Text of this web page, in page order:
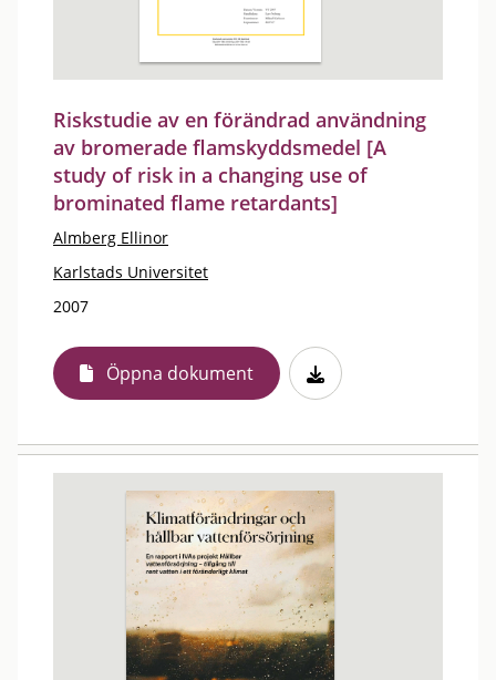
Riskstudie av en förändrad användning
av bromerade flamskyddsmedel [A
study of risk in a changing use of
brominated flame retardants]
Almberg Ellinor
Karlstads Universitet
2007
Öppna dokument